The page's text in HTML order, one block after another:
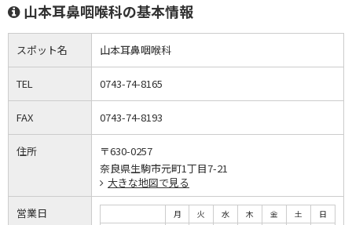
山本耳鼻咽喉科の基本情報
スポット名 山本耳鼻咽喉科
TEL 0743-74-8165
FAX 0743-74-8193
住所
〒630-0257
奈良県生駒市元町1丁目7-21
大きな地図で見る
営業日 月 火 水 木 金 土
日